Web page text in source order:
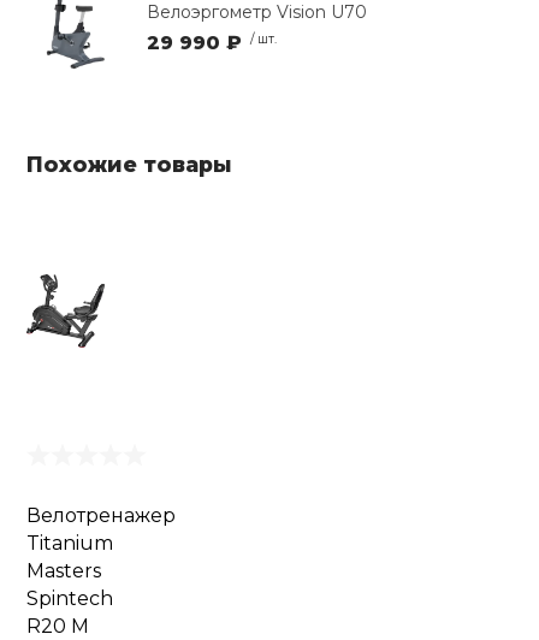
Велоэргометр Vision U70
29 990 ₽ / шт.
Похожие товары
Велотренажер
Titanium
Masters
Spintech
R20 M